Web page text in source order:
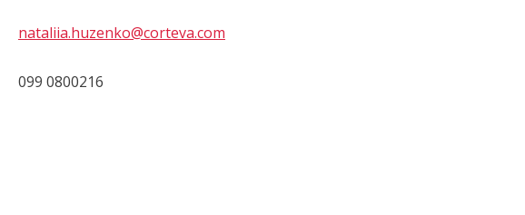
nataliia.huzenko@corteva.com
099 0800216